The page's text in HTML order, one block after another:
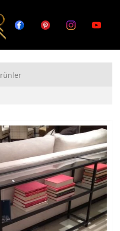
MODELLERİ
MODELLERİ
MODELLERİ